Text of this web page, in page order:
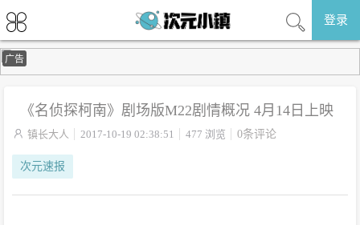
登录
广告
《名侦探柯南》剧场版M22剧情概况 4月14日上映
 镇长大人 2017-10-19 02:38:51 477 浏览 0条评论
次元速报